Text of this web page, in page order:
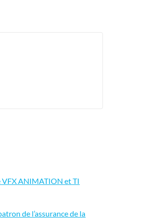
VFX ANIMATION et TI
de l’assurance de la